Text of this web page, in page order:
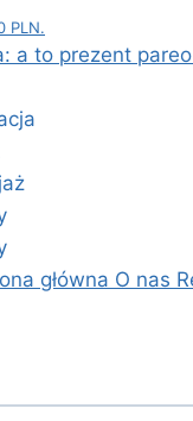
PLN.
a to prezent
główna O nas